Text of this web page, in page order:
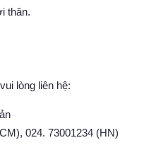
thân.
lòng liên hệ:
024. 73001234 (HN)